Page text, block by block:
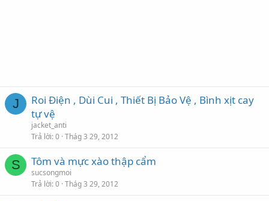
J
Roi Điện , Dùi Cui , Thiết Bị Bảo Vệ , Bình xịt cay
tự vệ
jacket_anti
Trả lời 0 Thág 3 29, 2012
S Tôm và mực xào thập cẩm
sucsongmoi
Trả lời 0 Thág 3 29, 2012